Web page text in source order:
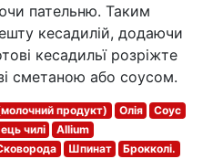
пательню. Таким
кесадилій, додаючи
кесадильї розріжте
сметаною або соусом.
продукт) Олія
Соус
чилі
Allium
Шпинат
Брокколі.